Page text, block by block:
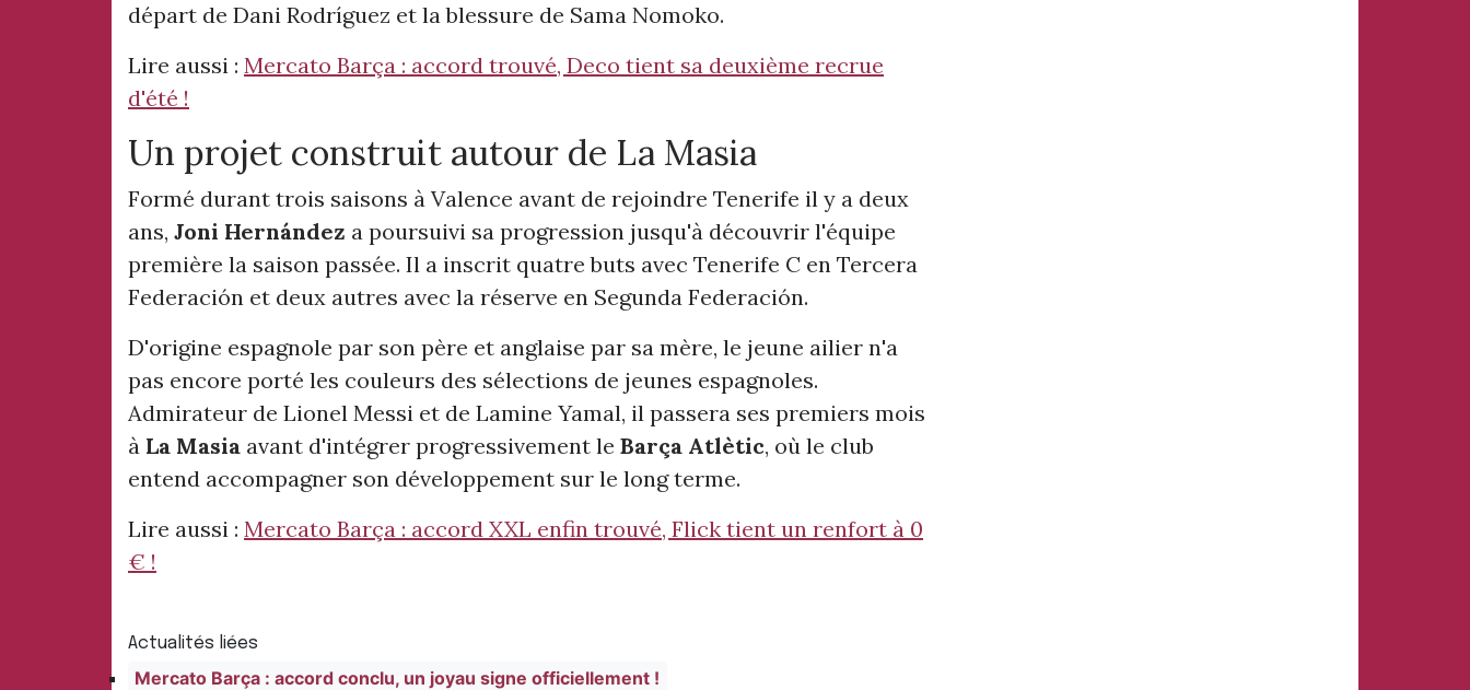
départ de Dani Rodríguez et la blessure de Sama Nomoko.
Lire aussi : Mercato Barça : accord trouvé, Deco tient sa deuxième recrue
d'été !
Un projet construit autour de La Masia
Formé durant trois saisons à Valence avant de rejoindre Tenerife il y a deux
ans, Joni Hernández a poursuivi sa progression jusqu'à découvrir l'équipe
première la saison passée. Il a inscrit quatre buts avec Tenerife C en Tercera
Federación et deux autres avec la réserve en Segunda Federación.
D'origine espagnole par son père et anglaise par sa mère, le jeune ailier n'a
pas encore porté les couleurs des sélections de jeunes espagnoles.
Admirateur de Lionel Messi et de Lamine Yamal, il passera ses premiers mois
à La Masia avant d'intégrer progressivement le Barça Atlètic, où le club
entend accompagner son développement sur le long terme.
Lire aussi : Mercato Barça : accord XXL enfin trouvé, Flick tient un renfort à 0
€ !
Actualités liées
Mercato Barça : accord conclu, un joyau signe officiellement !